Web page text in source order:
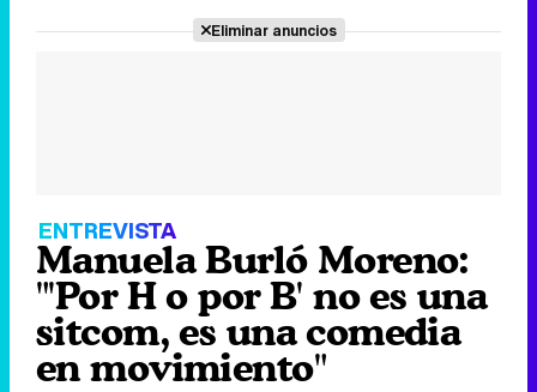
Eliminar anuncios
ENTREVISTA
Manuela Burló Moreno:
"'Por H o por B' no es una
sitcom, es una comedia
en movimiento"